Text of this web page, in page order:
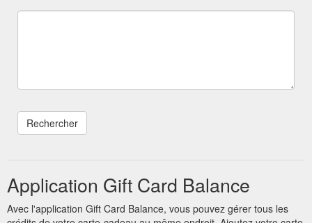
Application Gift Card Balance
Avec l'application Gift Card Balance, vous pouvez gérer tous les